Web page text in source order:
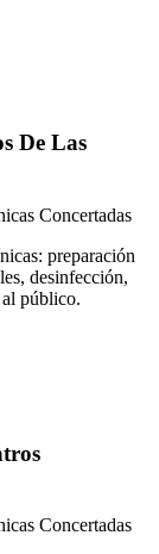
De Las
Concertadas
preparación
desinfección,
público.
Concertadas